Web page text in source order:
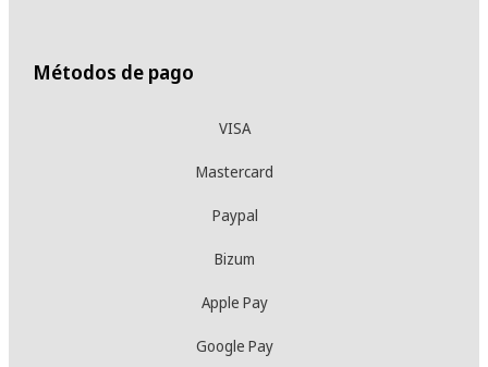
Métodos de pago
VISA
Mastercard
Paypal
Bizum
Apple Pay
Google Pay